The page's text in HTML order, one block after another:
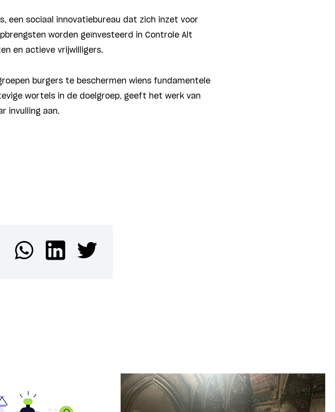
een sociaal innovatiebureau dat zich inzet voor
worden geïnvesteerd in Controle Alt
en actieve vrijwilligers.
burgers te beschermen wiens fundamentele
wortels in de doelgroep, geeft het werk van
invulling aan.